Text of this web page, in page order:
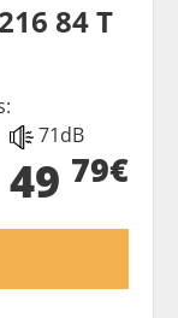
84 T
71dB
49 79€